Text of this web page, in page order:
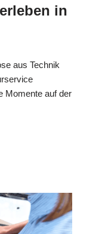
in
aus Technik
Momente auf der